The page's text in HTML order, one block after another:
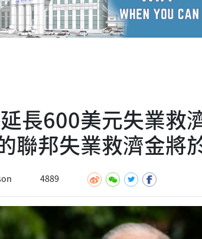
長600美元失業救
聯邦失業救濟金將
4889